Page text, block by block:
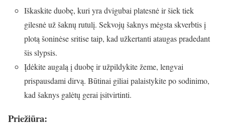
Iškaskite duobę, kuri yra dvigubai platesnė ir šiek tiek
gilesnė už šaknų rutulį. Sekvojų šaknys mėgsta skverbtis į
plotą šoninėse sritise taip, kad užkertanti ataugas pradedant
šis slypsis.
Įdėkite augalą į duobę ir užpildykite žeme, lengvai
prispausdami dirvą. Būtinai giliai palaistykite po sodinimo,
kad šaknys galėtų gerai įsitvirtinti.
Priežiūra: